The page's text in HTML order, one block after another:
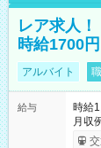
レア求人
時給1700
アルバイト
給与
時給
月収例：